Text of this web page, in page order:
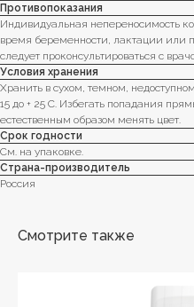
Противопоказания
Индивидуальная непереносимость
время беременности, лактации или
следует проконсультироваться с
Условия хранения
Хранить в сухом, темном,
15 до + 25 C. Избегать попадания
естественным образом менять цвет.
Срок годности
См. на упаковке.
Страна-производитель
Россия
Смотрите также